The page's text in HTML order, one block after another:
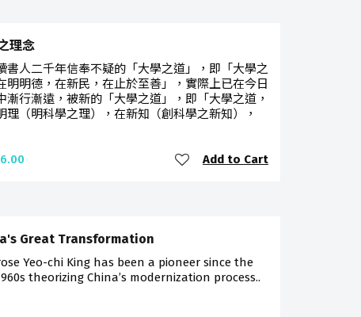
理念
書人二千年信奉不疑的「大學之道」，即「大學之
明明德，在新民，在止於至善」，實際上已在今日
漸行漸遠，被新的「大學之道」，即「大學之道，
理（明科學之理），在新知（創科學之新知），
Add to Cart
Great Transformation
Yeo-chi King has been a pioneer since the
theorizing China’s modernization process..